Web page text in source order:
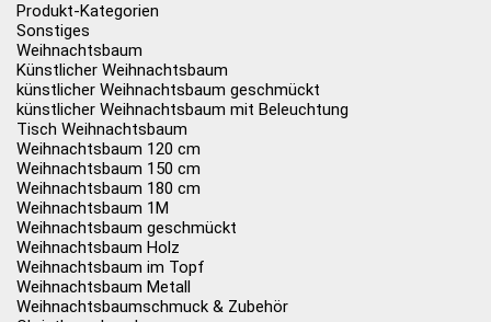
Produkt-Kategorien
Sonstiges
Weihnachtsbaum
Künstlicher Weihnachtsbaum
künstlicher Weihnachtsbaum geschmückt
künstlicher Weihnachtsbaum mit Beleuchtung
Tisch Weihnachtsbaum
Weihnachtsbaum 120 cm
Weihnachtsbaum 150 cm
Weihnachtsbaum 180 cm
Weihnachtsbaum 1M
Weihnachtsbaum geschmückt
Weihnachtsbaum Holz
Weihnachtsbaum im Topf
Weihnachtsbaum Metall
Weihnachtsbaumschmuck & Zubehör